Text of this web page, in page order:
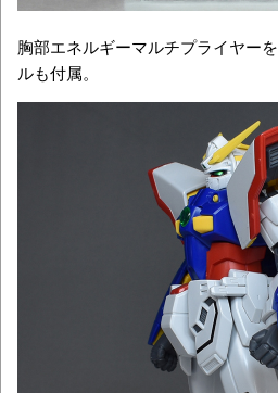
胸部エネルギーマルチプライヤー
ルも付属。